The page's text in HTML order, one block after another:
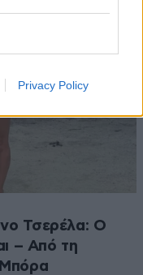
Privacy Policy
Τσερέλα: Ο
– Από τη
Μπόρα